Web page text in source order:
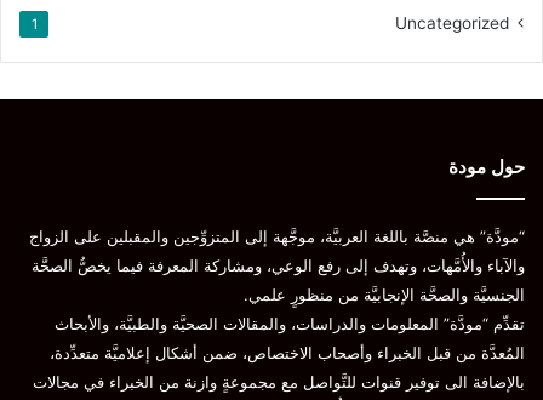
Uncategorized
1
حول مودة
“مودَّة” هي منصَّة باللغة العربيَّة، موجَّهة إلى المتزوِّجين والمقبلين على الزواج
والآباء والأُمَّهات، وتهدف إلى رفع الوعي، ومشاركة المعرفة فيما يخصُّ الصحَّة
الجنسيَّة والصحَّة الإنجابيَّة من منظورٍ علمي.
تقدِّم “مودَّة” المعلومات والدراسات، والمقالات الصحيَّة والطبيَّة، والأبحاث
المُعدَّة من قبل الخبراء وأصحاب الاختصاص، ضمن أشكال إعلاميَّة متعدِّدة،
بالإضافة الى توفير قنوات للتَّواصل مع مجموعةٍ وازنة من الخبراء في مجالات